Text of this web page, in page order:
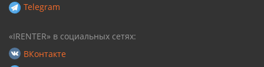
Telegram
«IRENTER» в социальных сетях:
ВКонтакте